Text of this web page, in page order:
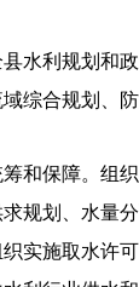
水利规划和
综合规划、防
和保障。组
规划、水量
实施取水许